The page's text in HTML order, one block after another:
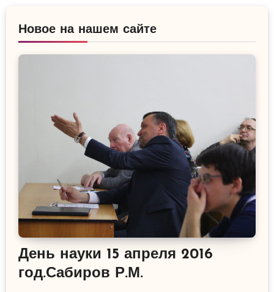
Новое на нашем сайте
День науки 15 апреля 2016
год.Сабиров Р.М.